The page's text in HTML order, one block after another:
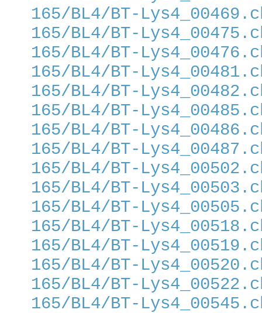
165/BL4/BT-
165/BL4/BT-
165/BL4/BT-
165/BL4/BT-
165/BL4/BT-
165/BL4/BT-
165/BL4/BT-
165/BL4/BT-
165/BL4/BT-
165/BL4/BT-
165/BL4/BT-
165/BL4/BT-
165/BL4/BT-
165/BL4/BT-
165/BL4/BT-
165/BL4/BT-